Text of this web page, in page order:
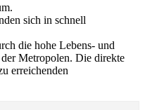
sich in schnell
die hohe Lebens- und
Metropolen. Die direkte
erreichenden